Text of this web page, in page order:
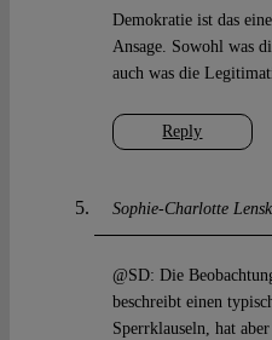
Reply
Demokratie ist das
Ansage. Sowohl was
auch was die
Sophie-Charlotte
@SD: Die
beschreibt einen
Sperrklauseln, hat